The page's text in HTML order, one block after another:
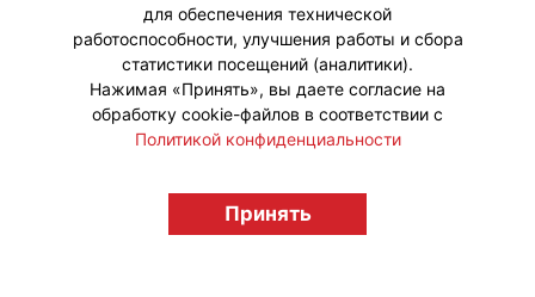
#ПродвижениеБренда #Коллаборации
licensingrussia.ru, 2009-2026 12+
для обеспечения технической
работоспособности, улучшения работы и сбора
статистики посещений (аналитики).
Нажимая «Принять», вы даете согласие на
обработку cookie-файлов в соответствии с
Политикой конфиденциальности
Принять